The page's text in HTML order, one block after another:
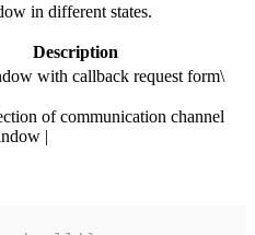
in different states.
Description
with callback request form\
of communication channel
|